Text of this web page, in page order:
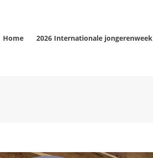
Home 2026 Internationale jongerenweek